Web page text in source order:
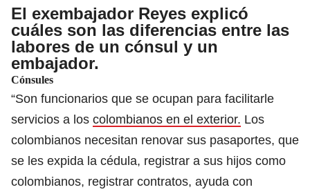
El exembajador Reyes explicó
cuáles son las diferencias entre las
labores de un cónsul y un
embajador.
Cónsules
“Son funcionarios que se ocupan para facilitarle
servicios a los colombianos en el exterior. Los
colombianos necesitan renovar sus pasaportes, que
se les expida la cédula, registrar a sus hijos como
colombianos, registrar contratos, ayuda con